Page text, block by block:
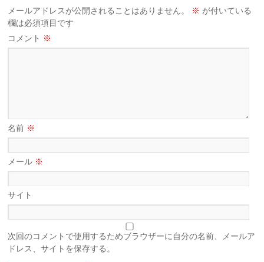
メールアドレスが公開されることはありません。 ※ が付いている
欄は必須項目です
コメント ※
名前 ※
メール ※
サイト
次回のコメントで使用するためブラウザーに自分の名前、メールア
ドレス、サイトを保存する。